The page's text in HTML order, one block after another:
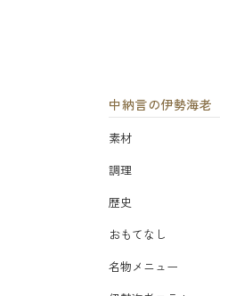
中納言の伊勢海老
素材
調理
歴史
おもてなし
名物メニュー